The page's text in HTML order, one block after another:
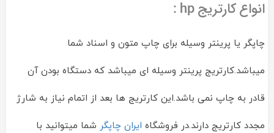
انواع کارتریج hp :
چاپگر یا پرینتر وسیله برای چاپ متون و اسناد شما
میباشد.کارتریج پرینتر وسیله ای میباشد که دستگاه بودن آن
قادر به چاپ نمی باشد.این کارتریج ها بعد از اتمام نیاز به شارژ
مجدد کارتریج دارند.در فروشگاه ایران چاپگر شما میتوانید با